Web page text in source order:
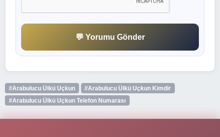
💬 Yorumu Gönder
#Arabulucu Ülkü Uçkun
#Arabulucu Ülkü Uçkun Kimdir
#Arabulucu Ülkü Uçkun Telefon Numarası